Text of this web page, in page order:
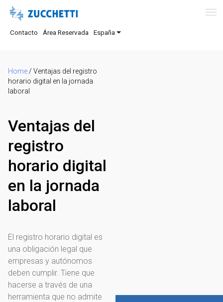
Contacto Área Reservada España
Home / Ventajas del registro
horario digital en la jornada
laboral
Ventajas del
registro
horario digital
en la jornada
laboral
El registro horario digital es
una obligación legal que
empresas y autónomos
deben cumplir. Tiene que
hacerse a través de una
herramienta que no admite